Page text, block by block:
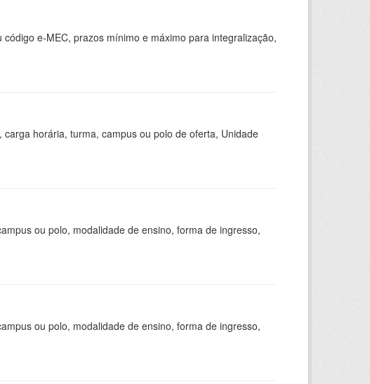
e-MEC, prazos mínimo e máximo para integralização,
horária, turma, campus ou polo de oferta, Unidade
ou polo, modalidade de ensino, forma de ingresso,
ou polo, modalidade de ensino, forma de ingresso,